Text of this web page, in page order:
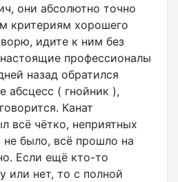
они абсолютно точно
критериям хорошего
идите к ним без
профессионалы
назад обратился
абсцесс ( гнойник ),
Канат
всё чётко, неприятных
было, всё прошло на
Если ещё кто-то
или нет, то с полной